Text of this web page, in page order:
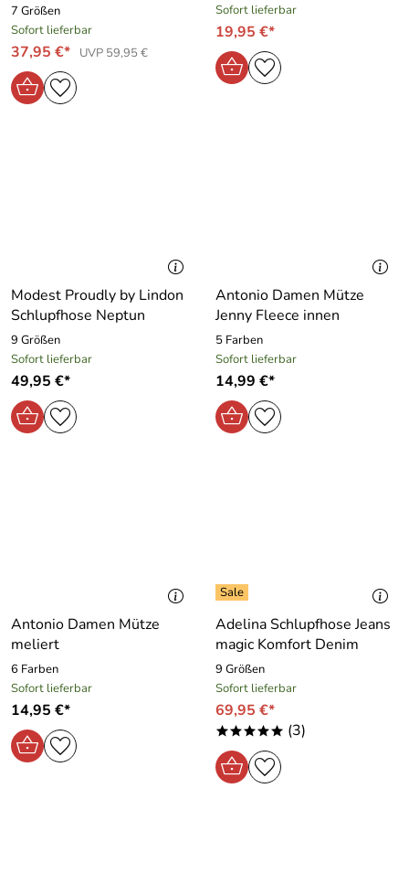
7 Größen
Sofort lieferbar
37,95 €* UVP 59,95 €
Sofort lieferbar
19,95 €*
Modest Proudly by Lindon
Schlupfhose Neptun
9 Größen
Sofort lieferbar
49,95 €*
Antonio Damen Mütze
Jenny Fleece innen
5 Farben
Sofort lieferbar
14,99 €*
Antonio Damen Mütze
meliert
6 Farben
Sofort lieferbar
14,95 €*
Adelina Schlupfhose Jeans
magic Komfort Denim
9 Größen
Sofort lieferbar
69,95 €*
***** (3)